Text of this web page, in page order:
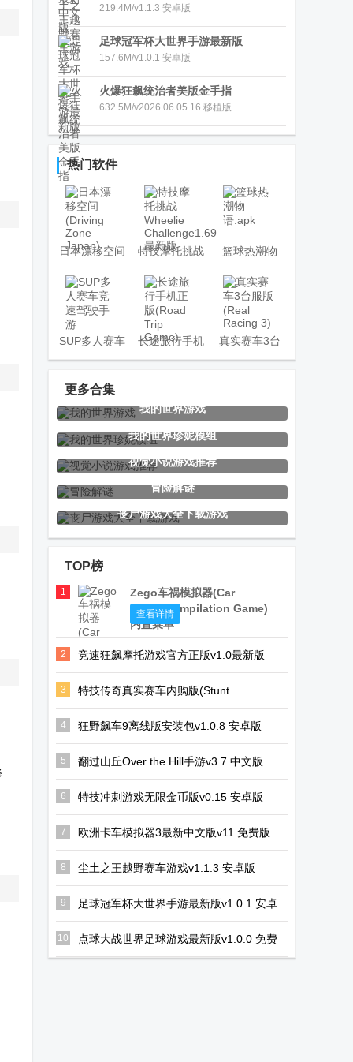
219.4M/v1.1.3 安卓版
足球冠军杯大世界手游最新版
157.6M/v1.0.1 安卓版
火爆狂飙统治者美版金手指
632.5M/v2026.06.05.16 移植版
热门软件
日本漂移空间
(Driving Zone
Japan)
特技摩托挑战
Wheelie
Challenge1.69
最新版
篮球热潮物
语.apk
SUP多人赛车
竞速驾驶手游
长途旅行手机
正版(Road
真实赛车3台
服版(Real
汽车修理工赛
simulator
racing)
真实摩托赛车
橄榄球大作战
我的世界阴间
Hell)
专业模拟飞行
楚汉群英传无
兔克创业记工
厂大亨
植物大战僵尸
2修改版
(Plants Vs
植物大战僵尸
2026修改版
丧尸小镇破解
版
假面骑士模拟
器软件
(RainDay
Store)
Solar System
Simulator无广
更多合集
我的世界游戏
我的世界珍妮模组
视觉小说游戏推荐
冒险解谜
丧尸游戏大全下载游戏
TOP榜
1
Zego车祸模拟器(Car
Crash Compilation Game)
内置菜单
查看详情
2 竞速狂飙摩托游戏官方正版v1.0最新版
3
特技传奇真实赛车内购版(Stunt
Legends)v8 安卓免付费版
4 狂野飙车9离线版安装包v1.0.8 安卓版
5 翻过山丘Over the Hill手游v3.7 中文版
6 特技冲刺游戏无限金币版v0.15 安卓版
7 欧洲卡车模拟器3最新中文版v11 免费版
8 尘土之王越野赛车游戏v1.1.3 安卓版
9
足球冠军杯大世界手游最新版v1.0.1 安卓
版
10
点球大战世界足球游戏最新版v1.0.0 免费
版